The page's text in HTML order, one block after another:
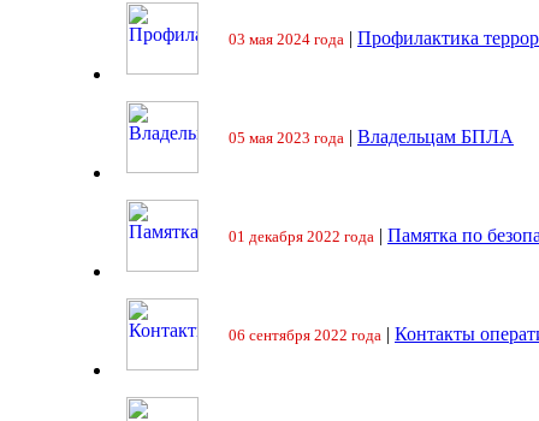
03 мая 2024 года | Профилактика
05 мая 2023 года | Владельцам БПЛА
01 декабря 2022 года | Памятка по
06 сентября 2022 года | Контакты